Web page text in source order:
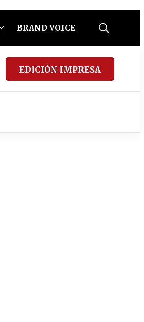
BRAND VOICE
Mostrar
EDICIÓN IMPRESA